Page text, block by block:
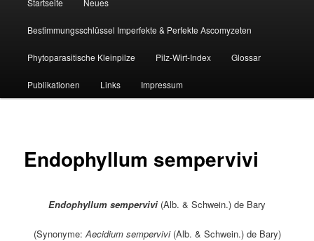
Bestimmungsschlüssel Imperfekte & Perfekte Ascomyzeten
Phytoparasitische Kleinpilze Pilz-Wirt-Index Glossar
Publikationen Links Impressum
Endophyllum sempervivi
Endophyllum sempervivi (Alb. & Schwein.) de Bary
(Synonyme: Aecidium sempervivi(Alb. & Schwein.) de Bary)